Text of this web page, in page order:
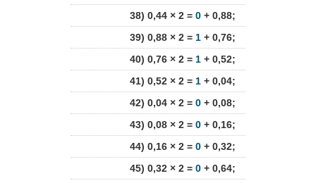
38) 0,44 × 2 = 0 + 0,88;
39) 0,88 × 2 = 1 + 0,76;
40) 0,76 × 2 = 1 + 0,52;
41) 0,52 × 2 = 1 + 0,04;
42) 0,04 × 2 = 0 + 0,08;
43) 0,08 × 2 = 0 + 0,16;
44) 0,16 × 2 = 0 + 0,32;
45) 0,32 × 2 = 0 + 0,64;